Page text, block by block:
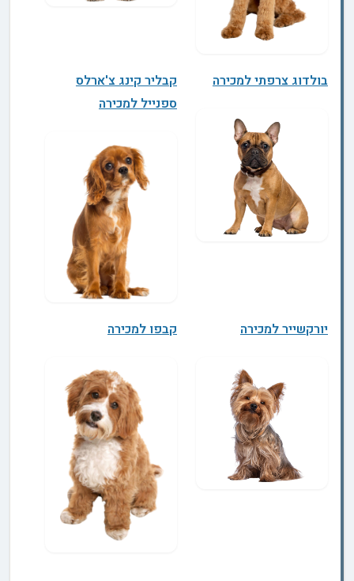
בולדוג צרפתי למכירה
קבליר קינג צ'ארלס
ספנייל למכירה
יורקשייר למכירה קבפו למכירה